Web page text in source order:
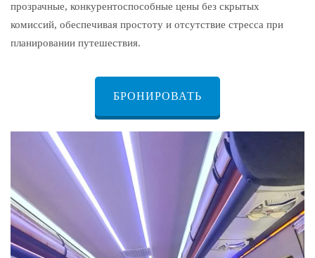
прозрачные, конкурентоспособные цены без скрытых
комиссий, обеспечивая простоту и отсутствие стресса при
планировании путешествия.
БРОНИРОВАТЬ